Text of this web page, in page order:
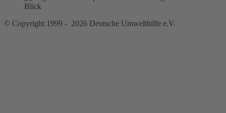
© Copyright 1999 - 2026 Deutsche Umwelthilfe e.V.